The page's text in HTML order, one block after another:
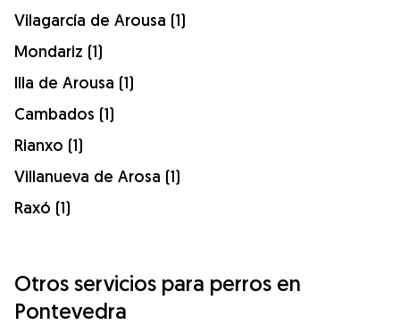
Vilagarcía de Arousa (1)
Mondariz (1)
Illa de Arousa (1)
Cambados (1)
Rianxo (1)
Villanueva de Arosa (1)
Raxó (1)
Otros servicios para perros en
Pontevedra